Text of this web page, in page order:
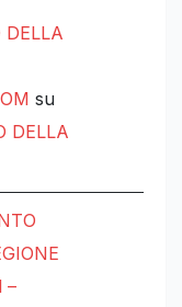
DELLA
su
DELLA
–